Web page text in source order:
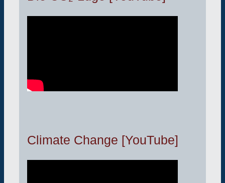
Climate Change [YouTube]